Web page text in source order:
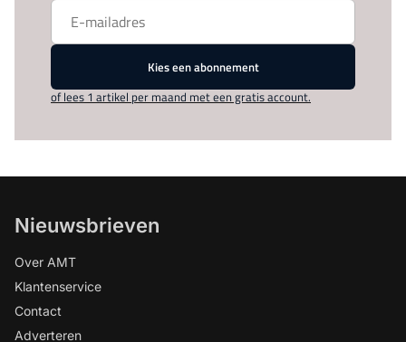
Kies een abonnement
of lees 1 artikel per maand met een gratis account.
Nieuwsbrieven
Over AMT
Klantenservice
Contact
Adverteren